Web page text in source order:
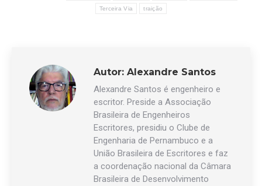
Terceira Via traição
Autor: Alexandre Santos
Alexandre Santos é engenheiro e
escritor. Preside a Associação
Brasileira de Engenheiros
Escritores, presidiu o Clube de
Engenharia de Pernambuco e a
União Brasileira de Escritores e faz
a coordenação nacional da Câmara
Brasileira de Desenvolvimento